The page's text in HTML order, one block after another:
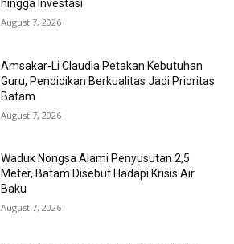
hingga Investasi
August 7, 2026
Amsakar-Li Claudia Petakan Kebutuhan
Guru, Pendidikan Berkualitas Jadi Prioritas
Batam
August 7, 2026
Waduk Nongsa Alami Penyusutan 2,5
Meter, Batam Disebut Hadapi Krisis Air
Baku
August 7, 2026